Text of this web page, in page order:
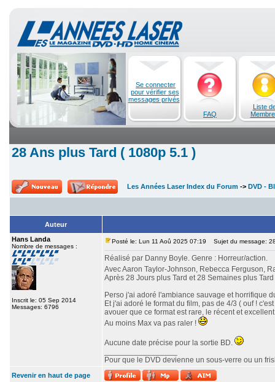
Se connecter
pour vérifier ses
messages privés
FAQ
Liste
28 Ans plus Tard ( 1080p 5.1 )
Les Années Laser Index du Forum -> DVD -
Auteur
Hans Landa
Nombre de messages :
Inscrit le: 05 Sep 2014
Messages: 6796
Posté le: Lun 11 Aoû 2025 07:19 Sujet du message:
Réalisé par Danny Boyle. Genre : Horreur/action.
Avec Aaron Taylor-Johnson, Rebecca Ferguson,
Après 28 Jours plus Tard et 28 Semaines plus
Perso j'ai adoré l'ambiance sauvage et horrifique
Et j'ai adoré le format du film, pas de 4/3 ( ouf !
avouer que ce format est rare, le récent et
Au moins Max va pas raler !
Aucune date précise pour la sortie BD.
Pour que le DVD devienne un sous-verre ou un
Revenir en haut de page